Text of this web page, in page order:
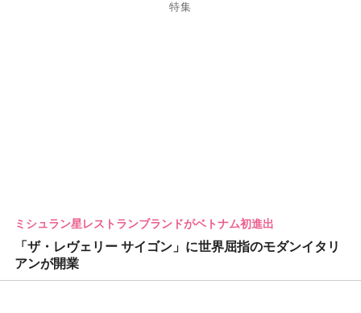
特集
ミシュラン星レストランブランドがベトナム初進出
「ザ・レヴェリー サイゴン」に世界屈指のモダンイタリ
アンが開業